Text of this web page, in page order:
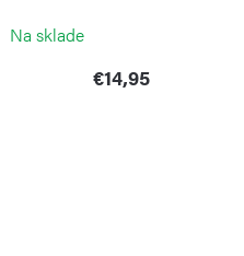
Na sklade
€14,95